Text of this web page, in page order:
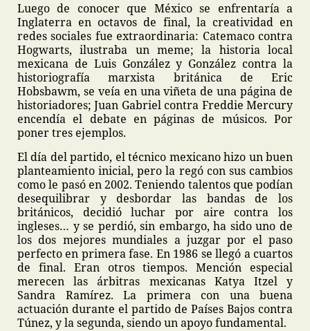
Luego de conocer que México se enfrentaría a
Inglaterra en octavos de final, la creatividad en
redes sociales fue extraordinaria: Catemaco contra
Hogwarts, ilustraba un meme; la historia local
mexicana de Luis González y González contra la
historiografía marxista británica de Eric
Hobsbawm, se veía en una viñeta de una página de
historiadores; Juan Gabriel contra Freddie Mercury
encendía el debate en páginas de músicos. Por
poner tres ejemplos.
El día del partido, el técnico mexicano hizo un buen
planteamiento inicial, pero la regó con sus cambios
como le pasó en 2002. Teniendo talentos que podían
desequilibrar y desbordar las bandas de los
británicos, decidió luchar por aire contra los
ingleses… y se perdió, sin embargo, ha sido uno de
los dos mejores mundiales a juzgar por el paso
perfecto en primera fase. En 1986 se llegó a cuartos
de final. Eran otros tiempos. Mención especial
merecen las árbitras mexicanas Katya Itzel y
Sandra Ramírez. La primera con una buena
actuación durante el partido de Países Bajos contra
Túnez, y la segunda, siendo un apoyo fundamental.